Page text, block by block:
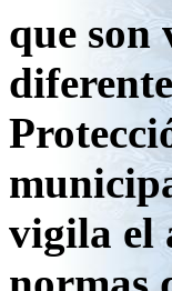
que son
vigila el